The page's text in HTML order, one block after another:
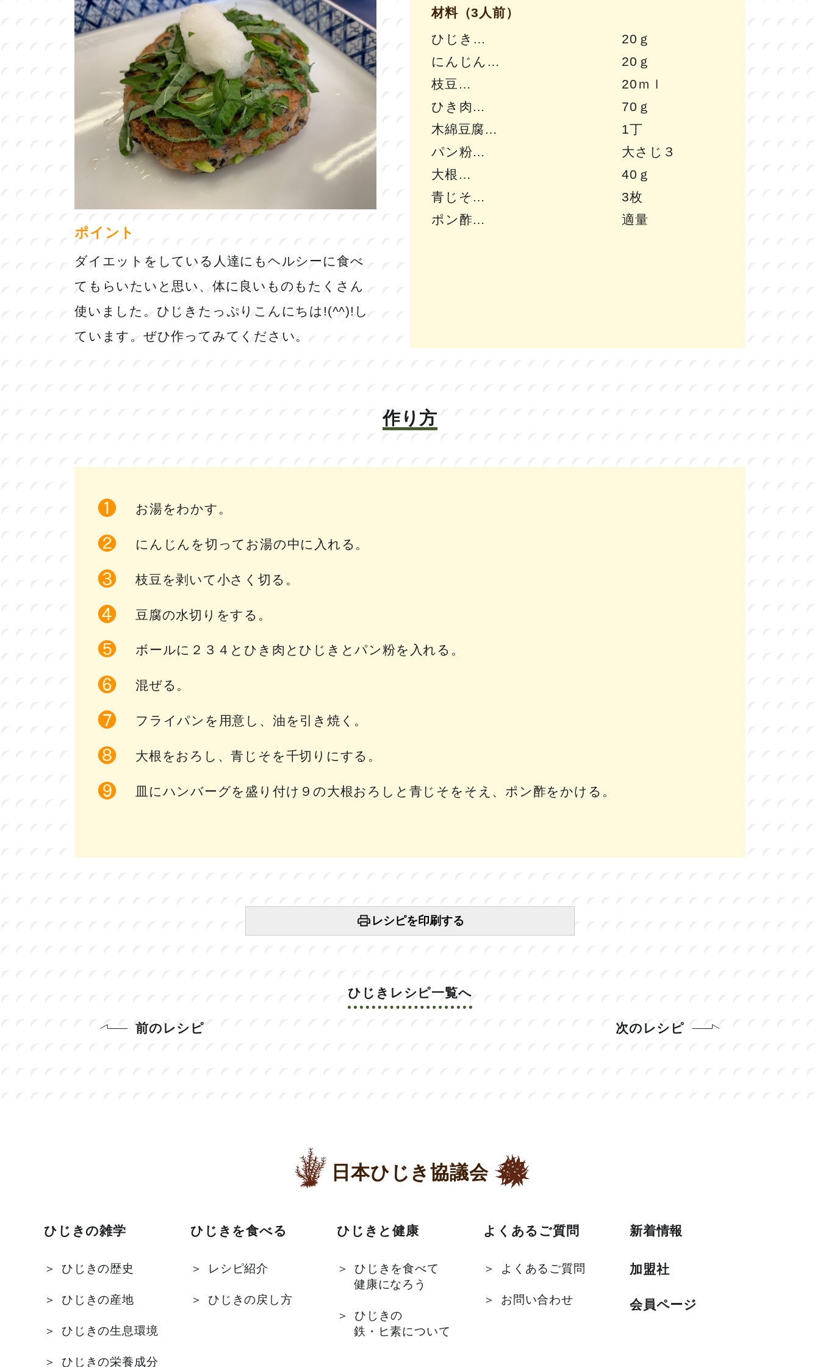
ポイント
ダイエットをしている人達にもヘルシーに食べ
てもらいたいと思い、体に良いものもたくさん
使いました。ひじきたっぷりこんにちは!(^^)!し
ています。ぜひ作ってみてください。
材料（3人前）
ひじき
20ｇ
にんじん
20ｇ
枝豆
20ｍｌ
ひき肉
70ｇ
木綿豆腐
1丁
パン粉
大さじ３
大根
40ｇ
青じそ
3枚
ポン酢
適量
作り方
お湯をわかす。
にんじんを切ってお湯の中に入れる。
枝豆を剥いて小さく切る。
豆腐の水切りをする。
ボールに２３４とひき肉とひじきとパン粉を入れる。
混ぜる。
フライパンを用意し、油を引き焼く。
大根をおろし、青じそを千切りにする。
皿にハンバーグを盛り付け９の大根おろしと青じそをそえ、ポン酢をかける。
レシピを印刷する
ひじきレシピ一覧へ
前のレシピ 次のレシピ
日本ひじき協議会
ひじきの雑学
ひじきの歴史
ひじきの産地
ひじきの生息環境
ひじきの栄養成分
ひじきを食べる
レシピ紹介
ひじきの戻し方
ひじきと健康
ひじきを食べて
健康になろう
ひじきの
鉄・ヒ素について
よくあるご質問
よくあるご質問
お問い合わせ
新着情報
加盟社
会員ページ